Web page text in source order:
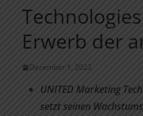
Erwerb der
Dezember 1, 2022
UNITED Marketing
setzt seinen